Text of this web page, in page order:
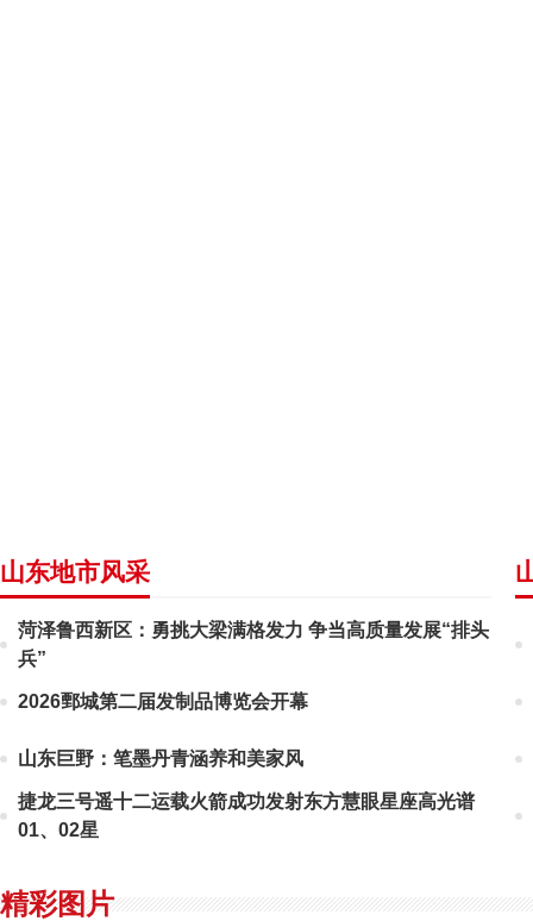
山东地市风采
菏泽鲁西新区：勇挑大梁满格发力 争当高质量发展“排头
兵”
2026鄄城第二届发制品博览会开幕
山东巨野：笔墨丹青涵养和美家风
捷龙三号遥十二运载火箭成功发射东方慧眼星座高光谱
01、02星
精彩图片